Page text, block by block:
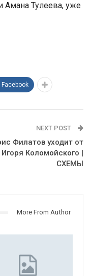
Амана Тулеева, уже
Facebook
NEXT POST
Филатов уходит от
Игоря Коломойского |
СХЕМЫ
More From Author